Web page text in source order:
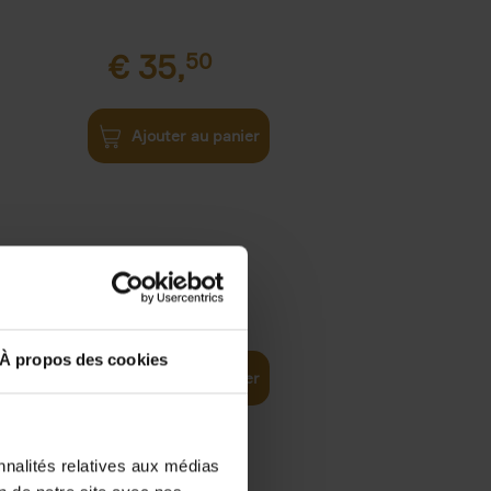
À propos des cookies
relatives aux médias
€ 35,50
Ajouter au panier
37,50
Ajouter au panier